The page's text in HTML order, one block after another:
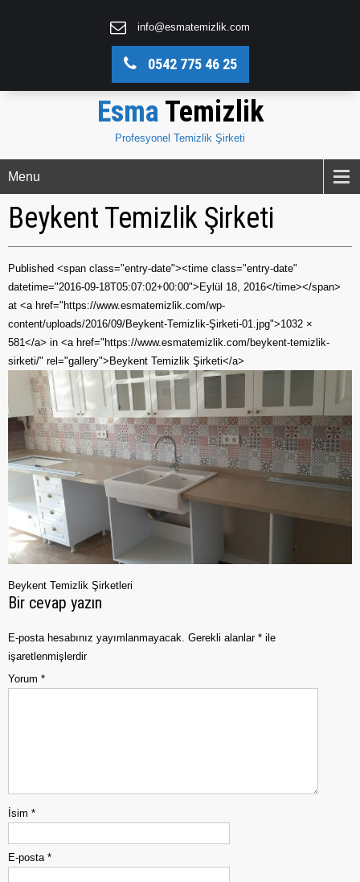
info@esmatemizlik.com
0542 775 46 25
Esma Temizlik
Profesyonel Temizlik Şirketi
Menu
Beykent Temizlik Şirketi
Published <span class="entry-date"><time class="entry-date"
datetime="2016-09-18T05:07:02+00:00">Eylül 18, 2016</time></span>
at <a href="https://www.esmatemizlik.com/wp-
content/uploads/2016/09/Beykent-Temizlik-Şirketi-01.jpg">1032 ×
581</a> in <a href="https://www.esmatemizlik.com/beykent-temizlik-
sirketi/" rel="gallery">Beykent Temizlik Şirketi</a>
Beykent Temizlik Şirketleri
Bir cevap yazın
E-posta hesabınız yayımlanmayacak. Gerekli alanlar * ile
işaretlenmişlerdir
Yorum *
İsim *
E-posta *